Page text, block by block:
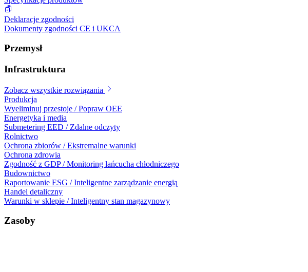
Deklaracje zgodności
Dokumenty zgodności CE i UKCA
Przemysł
Infrastruktura
Zobacz wszystkie rozwiązania
Produkcja
Wyeliminuj przestoje / Popraw OEE
Energetyka i media
Submetering EED / Zdalne odczyty
Rolnictwo
Ochrona zbiorów / Ekstremalne warunki
Ochrona zdrowia
Zgodność z GDP / Monitoring łańcucha chłodniczego
Budownictwo
Raportowanie ESG / Inteligentne zarządzanie energią
Handel detaliczny
Warunki w sklepie / Inteligentny stan magazynowy
Zasoby